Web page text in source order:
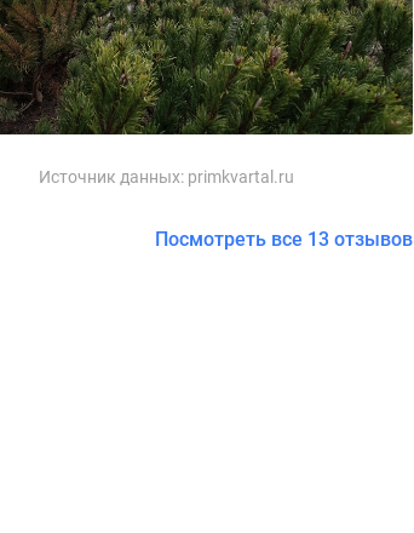
Источник данных: primkvartal.ru
Посмотреть все 13 отзывов